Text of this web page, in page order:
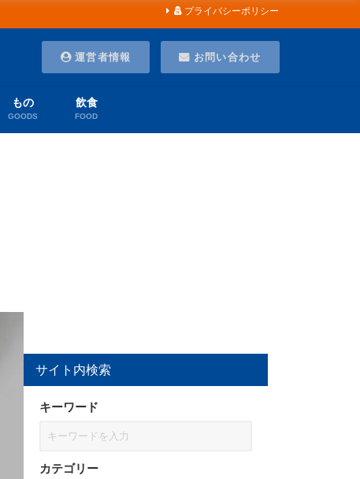
プライバシーポリシー
運営者情報 お問い合わせ
もの
GOODS
飲食
FOOD
サイト内検索
キーワード
カテゴリー